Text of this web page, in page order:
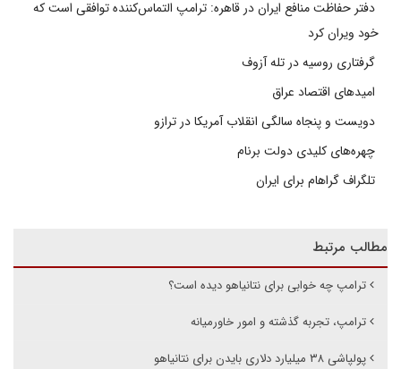
دفتر حفاظت منافع ایران در قاهره: ترامپ التماس‌کننده توافقی است که
خود ویران کرد
گرفتاری روسیه در تله آزوف
امیدهای اقتصاد عراق
دویست و پنجاه سالگی انقلاب آمریکا در ترازو
چهره‌های کلیدی دولت برنام
تلگراف گراهام برای ایران
مطالب مرتبط
ترامپ چه خوابی برای نتانیاهو دیده است؟
ترامپ، تجربه گذشته و امور خاورمیانه
پولپاشی ۳۸ میلیارد دلاری بایدن برای نتانیاهو